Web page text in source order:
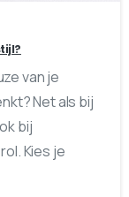
van je
Net als bij
bij
Kies je